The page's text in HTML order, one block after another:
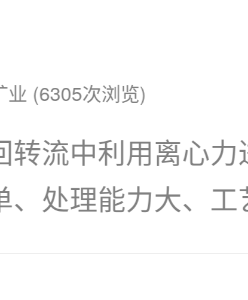
(6305次浏览)
流中利用离心力
、处理能力大、
浓缩、脱水以至